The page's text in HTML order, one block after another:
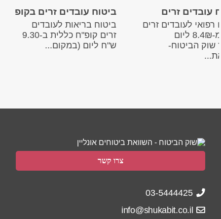
ביטוח עובדים זרים בקופ"ח
ביטוח בריאות לעובדים
זרים קופ"ח כללית ב-9.30
ש"ח ליום (במקום...
עובדים זרים
רפואי לעובדים זרים
החל מ-8.4₪ ליום
שוק הביטוח-
צרו קשר
03-5444425
info@shukabit.co.il